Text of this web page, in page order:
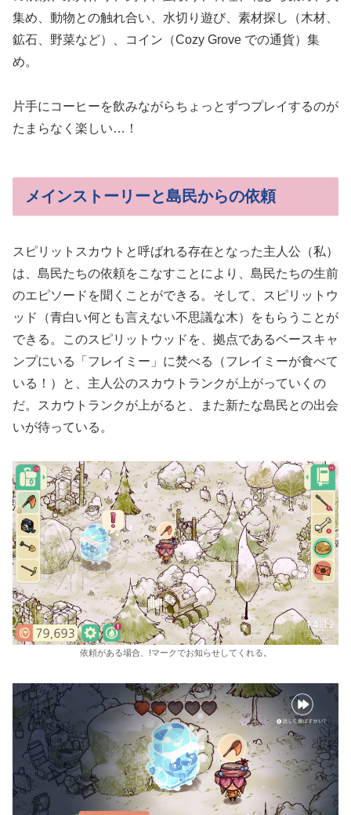
集め、動物との触れ合い、水切り遊び、素材探し（木材、
鉱石、野菜など）、コイン（Cozy Grove での通貨）集
め。
片手にコーヒーを飲みながらちょっとずつプレイするのが
たまらなく楽しい…！
メインストーリーと島民からの依頼
スピリットスカウトと呼ばれる存在となった主人公（私）
は、島民たちの依頼をこなすことにより、島民たちの生前
のエピソードを聞くことができる。そして、スピリットウ
ッド（青白い何とも言えない不思議な木）をもらうことが
できる。このスピリットウッドを、拠点であるベースキャ
ンプにいる「フレイミー」に焚べる（フレイミーが食べて
いる！）と、主人公のスカウトランクが上がっていくの
だ。スカウトランクが上がると、また新たな島民との出会
いが待っている。
依頼がある場合、!マークでお知らせしてくれる。